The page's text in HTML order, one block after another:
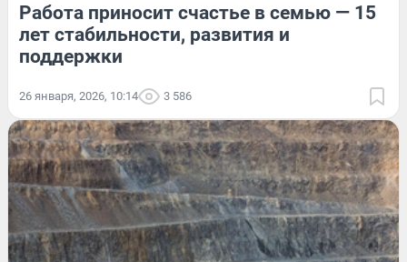
Работа приносит счастье в семью — 15
лет стабильности, развития и
поддержки
26 января, 2026, 10:14 3 586